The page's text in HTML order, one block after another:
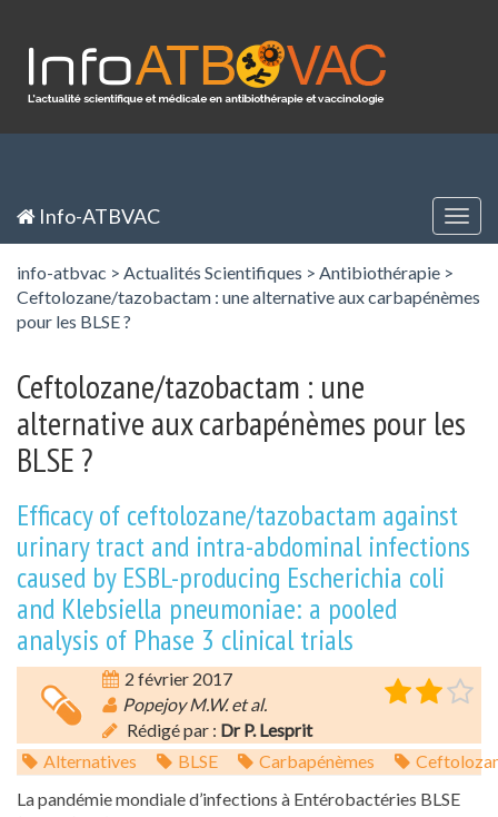
Info-ATBVAC
info-atbvac > Actualités Scientifiques > Antibiothérapie >
Ceftolozane/tazobactam : une alternative aux carbapénèmes
pour les BLSE ?
Ceftolozane/tazobactam : une
alternative aux carbapénèmes pour les
BLSE ?
Efficacy of ceftolozane/tazobactam against
urinary tract and intra-abdominal infections
caused by ESBL-producing Escherichia coli
and Klebsiella pneumoniae: a pooled
analysis of Phase 3 clinical trials
2 février 2017
Popejoy M.W. et al.
Rédigé par : Dr P. Lesprit
Alternatives
BLSE Carbapénèmes
La pandémie mondiale d’infections à Entérobactéries BLSE